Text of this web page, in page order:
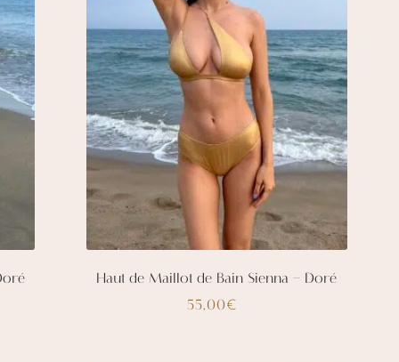
sur
la
page
du
produit
Haut de Maillot de Bain Sienna – Doré
55,00€